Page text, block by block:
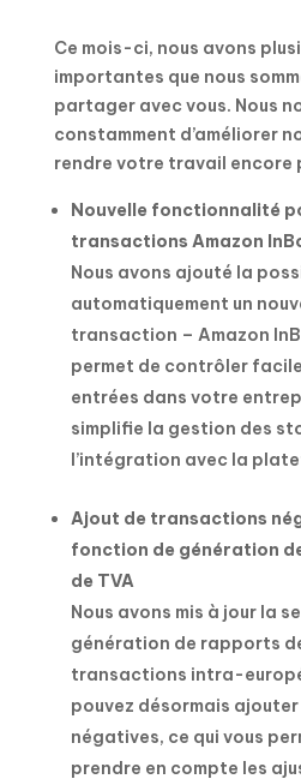
Ce mois-ci, nous avons
importantes que nous
partager avec vous. Nous
constamment d’améliorer
rendre votre travail encore
Nouvelle fonctionnalité
transactions Amazon
Nous avons ajouté la
automatiquement un
transaction – Amazon
permet de contrôler
entrées dans votre
simplifie la gestion des
l’intégration avec la
Ajout de transactions
fonction de génération
de TVA
Nous avons mis à jour la
génération de rapports
transactions intra-
pouvez désormais
négatives, ce qui vous
prendre en compte les